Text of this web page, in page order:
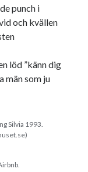
punch i
och kvällen
löd ”känn dig
män som ju
Silvia 1993.